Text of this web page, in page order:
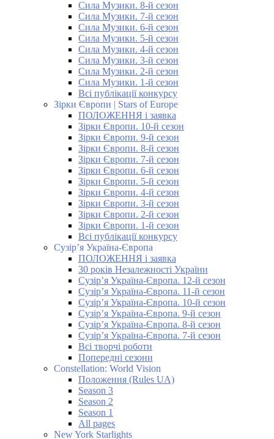
Сила Музики. 8-й сезон
Сила Музики. 7-й сезон
Сила Музики. 6-й сезон
Сила Музики. 5-й сезон
Сила Музики. 4-й сезон
Сила Музики. 3-й сезон
Сила Музики. 2-й сезон
Сила Музики. 1-й сезон
Всі публікації конкурсу
Зірки Європи | Stars of Europe
ПОЛОЖЕННЯ і заявка
Зірки Європи. 10-й сезон
Зірки Європи. 9-й сезон
Зірки Європи. 8-й сезон
Зірки Європи. 7-й сезон
Зірки Європи. 6-й сезон
Зірки Європи. 5-й сезон
Зірки Європи. 4-й сезон
Зірки Європи. 3-й сезон
Зірки Європи. 2-й сезон
Зірки Європи. 1-й сезон
Всі публікації конкурсу
Сузір’я Україна-Європа
ПОЛОЖЕННЯ і заявка
30 років Незалежності України
Сузір’я Україна-Європа. 12-й сезон
Сузір’я Україна-Європа. 11-й сезон
Сузір’я Україна-Європа. 10-й сезон
Сузір’я Україна-Європа. 9-й сезон
Сузір’я Україна-Європа. 8-й сезон
Сузір’я Україна-Європа. 7-й сезон
Всі творчі роботи
Попередні сезони
Constellation: World Vision
Положення (Rules UA)
Season 3
Season 2
Season 1
All pages
New York Starlights